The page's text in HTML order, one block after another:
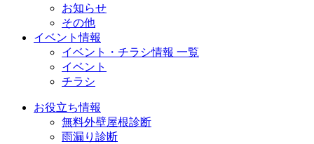
お知らせ
その他
イベント情報
イベント・チラシ情報 一覧
イベント
チラシ
お役立ち情報
無料外壁屋根診断
雨漏り診断